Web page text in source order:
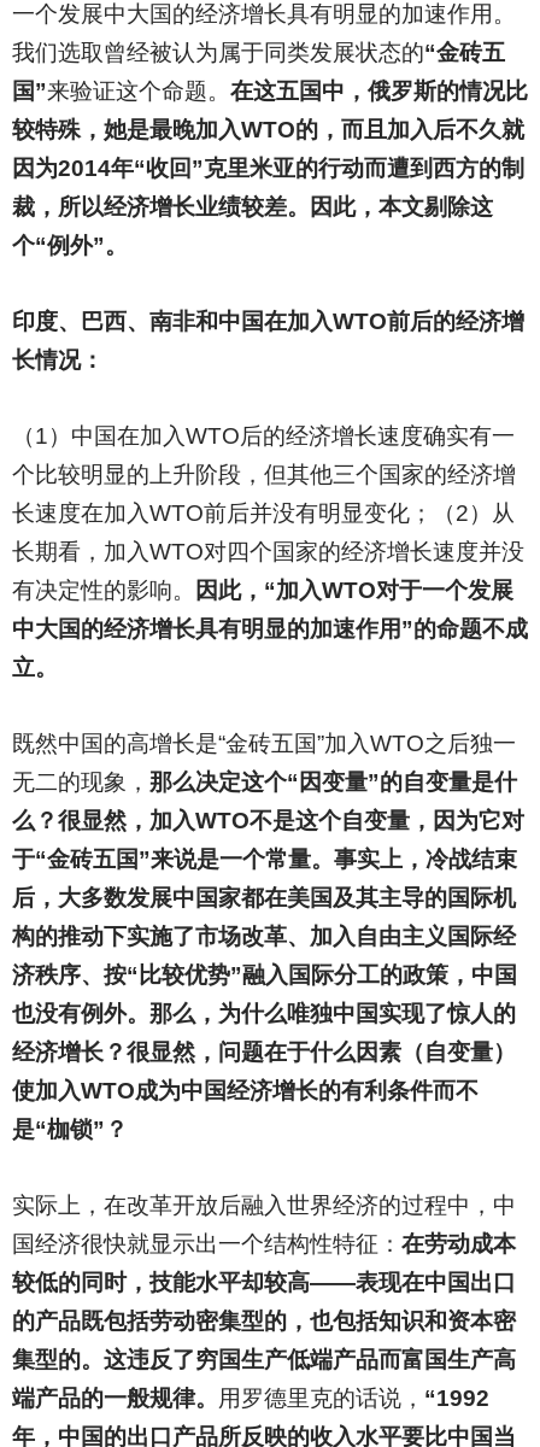
一个发展中大国的经济增长具有明显的加速作用。
我们选取曾经被认为属于同类发展状态的“金砖五
国”来验证这个命题。 在这五国中，俄罗斯的情况比
较特殊，她是最晚加入WTO的，而且加入后不久就
因为2014年“收回”克里米亚的行动而遭到西方的制
裁，所以经济增长业绩较差。因此，本文剔除这
个“例外”。
印度、巴西、南非和中国在加入WTO前后的经济增
长情况：
（1）中国在加入WTO后的经济增长速度确实有一
个比较明显的上升阶段，但其他三个国家的经济增
长速度在加入WTO前后并没有明显变化；（2）从
长期看，加入WTO对四个国家的经济增长速度并没
有决定性的影响。
因此，“加入WTO对于一个发展
中大国的经济增长具有明显的加速作用”的命题不成
立。
既然中国的高增长是“金砖五国”加入WTO之后独一
无二的现象， 那么决定这个“因变量”的自变量是什
么？很显然，加入WTO不是这个自变量，因为它对
于“金砖五国”来说是一个常量。事实上，冷战结束
后，大多数发展中国家都在美国及其主导的国际机
构的推动下实施了市场改革、加入自由主义国际经
济秩序、按“比较优势”融入国际分工的政策，中国
也没有例外。那么，为什么唯独中国实现了惊人的
经济增长？很显然，问题在于什么因素（自变量）
使加入WTO成为中国经济增长的有利条件而不
是“枷锁”？
实际上，在改革开放后融入世界经济的过程中，中
国经济很快就显示出一个结构性特征： 在劳动成本
较低的同时，技能水平却较高——表现在中国出口
的产品既包括劳动密集型的，也包括知识和资本密
集型的。这违反了穷国生产低端产品而富国生产高
端产品的一般规律。
用罗德里克的话说， “1992
年，中国的出口产品所反映的收入水平要比中国当